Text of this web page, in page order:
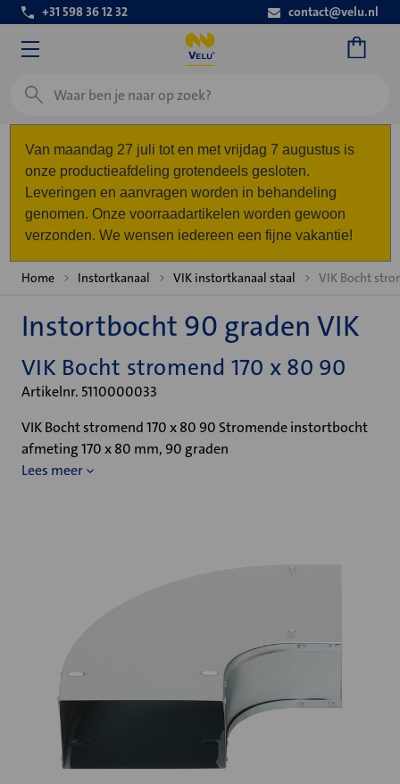
+31 598 36 12 32 contact@velu.nl
Zoeken
Van maandag 27 juli tot en met vrijdag 7 augustus is
onze productieafdeling grotendeels gesloten.
Leveringen en aanvragen worden in behandeling
genomen. Onze voorraadartikelen worden gewoon
verzonden. We wensen iedereen een fijne vakantie!
Home Instortkanaal VIK instortkanaal staal VIK Bocht
Instortbocht 90 graden VIK
VIK Bocht stromend 170 x 80 90
Artikelnr. 5110000033
VIK Bocht stromend 170 x 80 90 Stromende instortbocht
afmeting 170 x 80 mm, 90 graden
Lees meer